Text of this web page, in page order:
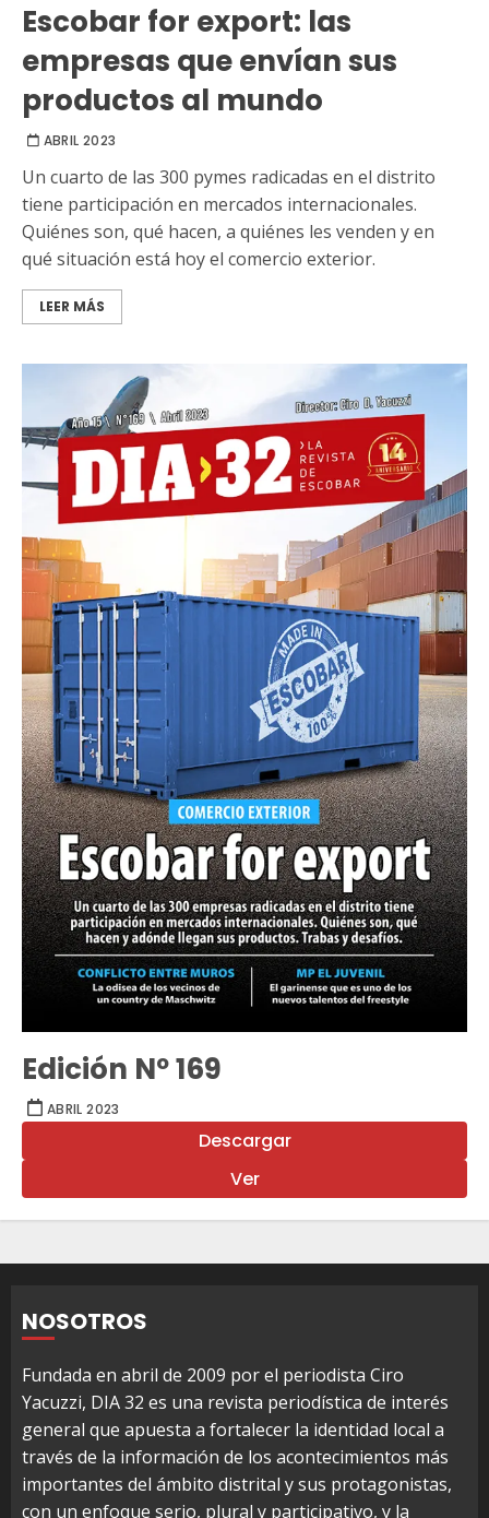
Escobar for export: las
empresas que envían sus
productos al mundo
ABRIL 2023
Un cuarto de las 300 pymes radicadas en el distrito
tiene participación en mercados internacionales.
Quiénes son, qué hacen, a quiénes les venden y en
qué situación está hoy el comercio exterior.
LEER MÁS
Edición Nº 169
ABRIL 2023
Descargar
Ver
NOSOTROS
Fundada en abril de 2009 por el periodista Ciro
Yacuzzi, DIA 32 es una revista periodística de interés
general que apuesta a fortalecer la identidad local a
través de la información de los acontecimientos más
importantes del ámbito distrital y sus protagonistas,
con un enfoque serio, plural y participativo, y la